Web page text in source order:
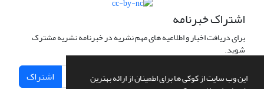
این وب سایت از کوکی ها برای اطمینان از ارائه بهترین
اشتراک خبرنامه
برای دریافت اخبار و اطلاعیه های مهم نشریه در خبرنامه نشریه مشترک
شوید.
اشتراک